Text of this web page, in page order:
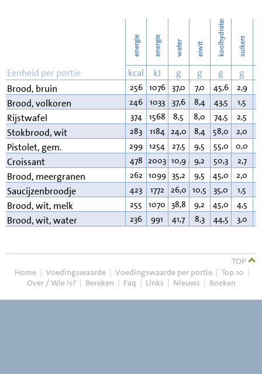
25
energie energie water eiwit koolhydraten suikers
Eenheid per portie kcal kJ g g g g
Brood, bruin
256 1076 37,0 7,0 45,6 2,9
Brood, volkoren 246 1033 37,6 8,4 43,5 1,5
Rijstwafel 374 1568 8,5 8,0 74,5 2,5
Stokbrood, wit 283 1184 24,0 8,4 58,0 2,0
Pistolet, gem. 299 1254 27,5 9,5 55,0 0,0
Croissant 478 2003 10,9 9,2 50,3 2,7
Brood, meergranen 262 1099 35,2 9,5 45,0 2,0
Saucijzenbroodje 423 1772 26,0 10,5 35,0 1,5
Brood, wit, melk 255 1070 38,8 9,2 45,0 4,5
Brood, wit, water 236 991 41,7 8,3 44,5 3,0
TOP
Home | Voedingswaarde | Voedingswaarde per portie | Top 10 |
Over / Wie is? | Bereken | Faq | Links | Nieuws | Boeken